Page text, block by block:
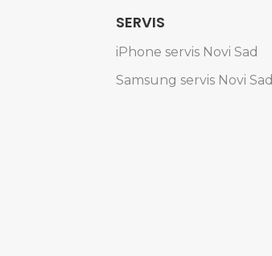
SERVIS
iPhone servis Novi Sad
Samsung servis Novi Sad